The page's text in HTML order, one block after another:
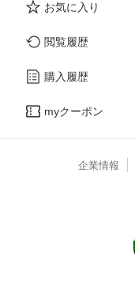
お気に入り
閲覧履歴
購入履歴
myクーポン
企業情報